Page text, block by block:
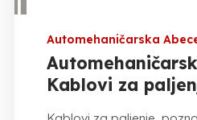
Automehaničarska
Kablovi za